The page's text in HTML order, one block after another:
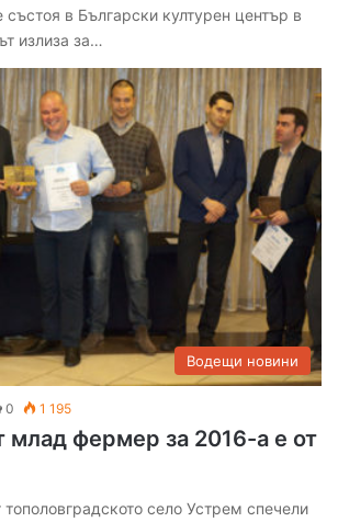
в Български културен център в
излиза за…
Водещи новини
0 1 195
млад фермер за 2016-а е от
село Устрем спечели